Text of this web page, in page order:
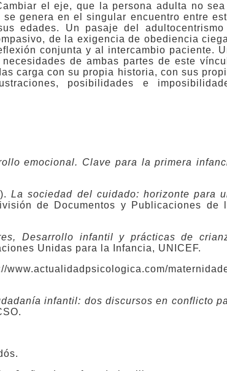
el eje, que la persona adulta no sea
genera en el singular encuentro entre
edades. Un pasaje del adultocentrismo
de la exigencia de obediencia
conjunta y al intercambio paciente.
de ambas partes de este
carga con su propia historia, con sus
posibilidades e
emocional. Clave para la primera
La sociedad del cuidado: horizonte para
de Documentos y Publicaciones de
Desarrollo infantil y prácticas de
Unidas para la Infancia, UNICEF.
www.actualidadpsicologica.com/
infantil: dos discursos en conflicto